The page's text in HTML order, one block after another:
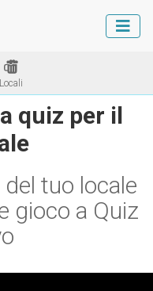
Locali
quiz per il
tuo locale
gioco a Quiz